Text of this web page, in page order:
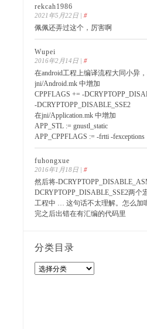
rekcah1986
2021年5月22日| #
佩佩还弄过这个，厉害啊
Wupei
2016年2月14日| #
在android工程上编译流程大同小异
jni/Android.mk 中增加
CPPFLAGS += -
-DCRYPTOPP_DISABLE_SSE2
在jni/Application.mk 中增加
APP_STL := gnustl_static
APP_CPPFLAGS := -frtti -fexceptions
fuhongxue
2016年1月18日| #
然后将-
DCRYPTOPP_DISABLE_SSE2两个
工程中 … 这句话不太理解。怎么加
完之后出错在有汇编的代码里
分类目录
分
类